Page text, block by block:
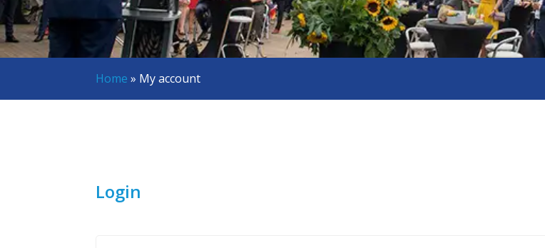
Home » My account
Login